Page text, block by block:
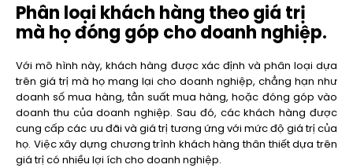
Phân loại khách hàng theo giá trị
mà họ đóng góp cho doanh nghiệp.
Với mô hình này, khách hàng được xác định và phân loại dựa
trên giá trị mà họ mang lại cho doanh nghiệp, chẳng hạn như
doanh số mua hàng, tần suất mua hàng, hoặc đóng góp vào
doanh thu của doanh nghiệp. Sau đó, các khách hàng được
cung cấp các ưu đãi và giá trị tương ứng với mức độ giá trị của
họ. Việc xây dựng chương trình khách hàng thân thiết dựa trên
giá trị có nhiều lợi ích cho doanh nghiệp.